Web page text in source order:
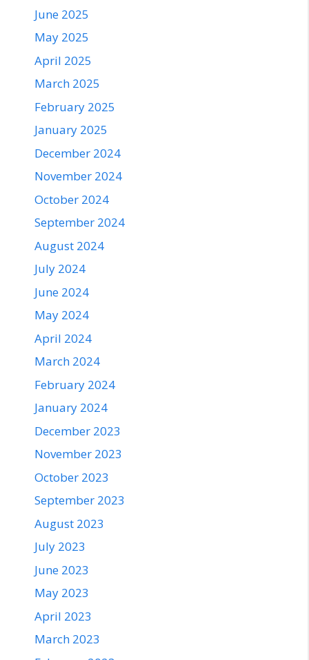
June 2025
May 2025
April 2025
March 2025
February 2025
January 2025
December 2024
November 2024
October 2024
September 2024
August 2024
July 2024
June 2024
May 2024
April 2024
March 2024
February 2024
January 2024
December 2023
November 2023
October 2023
September 2023
August 2023
July 2023
June 2023
May 2023
April 2023
March 2023